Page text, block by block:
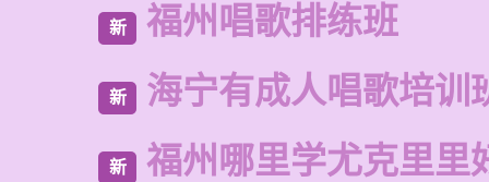
新 福州唱歌排练班
新 海宁有成人唱歌培训
新 福州哪里学尤克里里